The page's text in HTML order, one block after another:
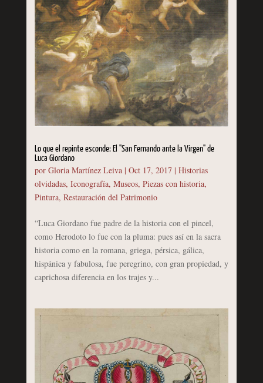
Lo que el repinte esconde: El "San Fernando ante la Virgen" de
Luca Giordano
por Gloria Martínez Leiva| Oct 17, 2017| Historias
olvidadas, Iconografía, Museos, Piezas con historia,
Pintura, Restauración del Patrimonio
“Luca Giordano fue padre de la historia con el pincel,
como Herodoto lo fue con la pluma: pues así en la sacra
historia como en la romana, griega, pérsica, gálica,
hispánica y fabulosa, fue peregrino, con gran propiedad, y
caprichosa diferencia en los trajes y...